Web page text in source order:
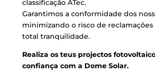
classificação ATec.
Garantimos a conformidade dos
minimizando o risco de reclamações
total tranquilidade.
Realiza os teus projectos
confiança com a Dome Solar.